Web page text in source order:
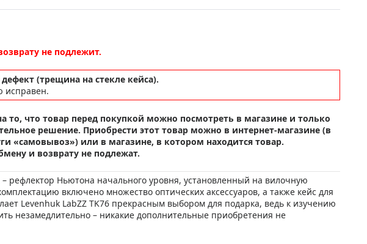
не подлежит.
(трещина на стекле кейса).
исправен.
что товар перед покупкой можно посмотреть в магазине и только
решение. Приобрести этот товар можно в интернет-магазине (в
«самовывоз») или в магазине, в котором находится товар.
и возврату не подлежат.
– рефлектор Ньютона начального уровня, установленный на вилочную
включено множество оптических аксессуаров, а также кейс для
Levenhuk LabZZ TK76 прекрасным выбором для подарка, ведь к изучению
незамедлительно – никакие дополнительные приобретения не